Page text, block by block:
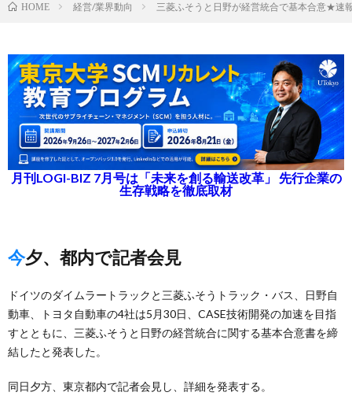
HOME 経営/業界動向 三菱ふそうと日野が経営統合で基本合意★速
月刊LOGI-BIZ 7月号は「未来を創る輸送改革」 先行企業の
生存戦略を徹底取材
今夕、都内で記者会見
ドイツのダイムラートラックと三菱ふそうトラック・バス、日野自
動車、トヨタ自動車の4社は5月30日、CASE技術開発の加速を目指
すとともに、三菱ふそうと日野の経営統合に関する基本合意書を締
結したと発表した。
同日夕方、東京都内で記者会見し、詳細を発表する。